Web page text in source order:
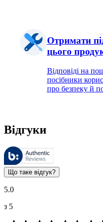
Отримати
цього
Відповіді на
посібники
про безпеку й
Відгуки
Цими відгуками керує
Оцінки клієнтів у вигляді
Що таке відгук?
5.0
з 5